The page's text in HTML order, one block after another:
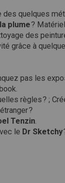
des quelques
plume?
des
grâce à
pas les
règles ? ;
?
Tenzin.
le Dr Sketchy